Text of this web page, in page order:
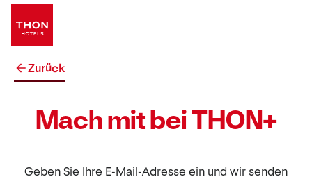
Zurück
Mach mit bei THON+
Geben Sie Ihre E-Mail-Adresse ein und wir senden